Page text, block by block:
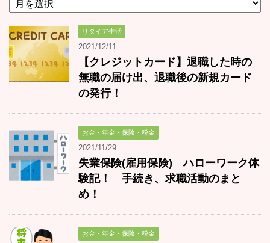
リタイア生活
2021/12/11
【クレジットカード】退職した時の
無職の届け出、退職後の新規カード
の発行！
お金・年金・保険・税金
2021/11/29
失業保険(雇用保険) ハローワーク体
験記！ 手続き、求職活動のまと
め！
お金・年金・保険・税金